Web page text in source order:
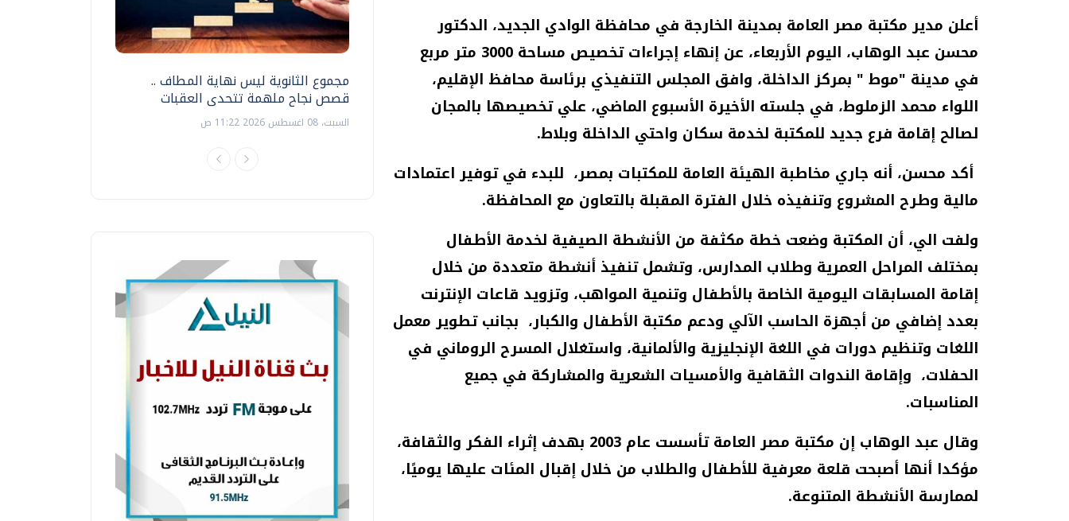
أعلن مدير مكتبة مصر العامة بمدينة الخارجة في محافظة الوادي الجديد، الدكتور
محسن عبد الوهاب، اليوم الأربعاء، عن إنهاء إجراءات تخصيص مساحة 3000 متر مربع
في مدينة "موط " بمركز الداخلة، وافق المجلس التنفيذي برئاسة محافظ الإقليم،
اللواء محمد الزملوط، في جلسته الأخيرة الأسبوع الماضي، علي تخصيصها بالمجان
لصالح إقامة فرع جديد للمكتبة لخدمة سكان واحتي الداخلة وبلاط.
أكد محسن، أنه جاري مخاطبة الهيئة العامة للمكتبات بمصر، للبدء في توفير اعتمادات
مالية وطرح المشروع وتنفيذه خلال الفترة المقبلة بالتعاون مع المحافظة.
ولفت الي، أن المكتبة وضعت خطة مكثفة من الأنشطة الصيفية لخدمة الأطفال
بمختلف المراحل العمرية وطلاب المدارس، وتشمل تنفيذ أنشطة متعددة من خلال
إقامة المسابقات اليومية الخاصة بالأطفال وتنمية المواهب، وتزويد قاعات الإنترنت
بعدد إضافي من أجهزة الحاسب الآلي ودعم مكتبة الأطفال والكبار، بجانب تطوير معمل
اللغات وتنظيم دورات في اللغة الإنجليزية والألمانية، واستغلال المسرح الروماني في
الحفلات، وإقامة الندوات الثقافية والأمسيات الشعرية والمشاركة في جميع
المناسبات.
وقال عبد الوهاب إن مكتبة مصر العامة تأسست عام 2003 بهدف إثراء الفكر والثقافة،
مؤكدا أنها أصبحت قلعة معرفية للأطفال والطلاب من خلال إقبال المئات عليها يوميًا،
لممارسة الأنشطة المتنوعة.
مجموع الثانوية ليس نهاية المطاف ..
قصص نجاح ملهمة تتحدى العقبات
السبت، 08 اغسطس 2026 11:22 ص
بعد إشعارات "جوجل" .. هل يمكن التنبوء
بالزلازل وكيف نتعامل معها؟
الثلاثاء، 04 اغسطس 2026 04:04 م
دليلك للتنسيق الجامعي .. تساؤلات
وإجابات
السبت، 01 اغسطس 2026 10:25 ص
فيديو.. الإعلام الرقمي.. تقنيات واعدة
وتحديات هائلة